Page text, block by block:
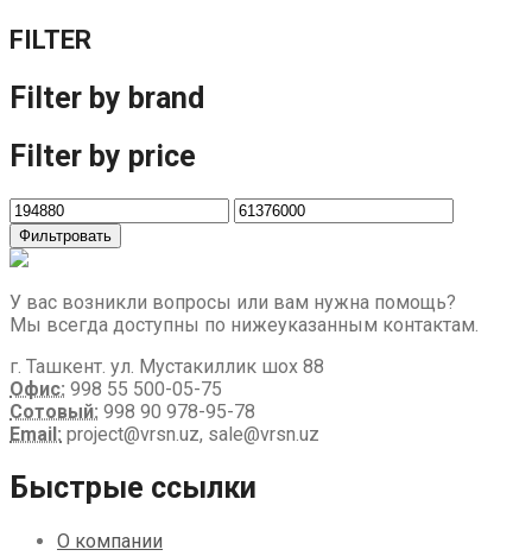
FILTER
Filter by brand
Filter by price
Фильтровать
У вас возникли вопросы или вам нужна помощь?
Мы всегда доступны по нижеуказанным контактам.
г. Ташкент. ул. Мустакиллик шох 88
Офис: 998 55 500-05-75
Сотовый: 998 90 978-95-78
Email: project@vrsn.uz, sale@vrsn.uz
Быстрые ссылки
О компании